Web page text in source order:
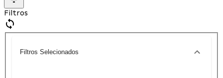
Filtros
Filtros Selecionados